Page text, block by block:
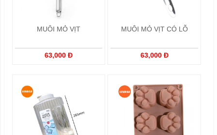
MUÔI MỎ VỊT
63,000 Đ
MUÔI MỎ VỊT CÓ LỖ
63,000 Đ